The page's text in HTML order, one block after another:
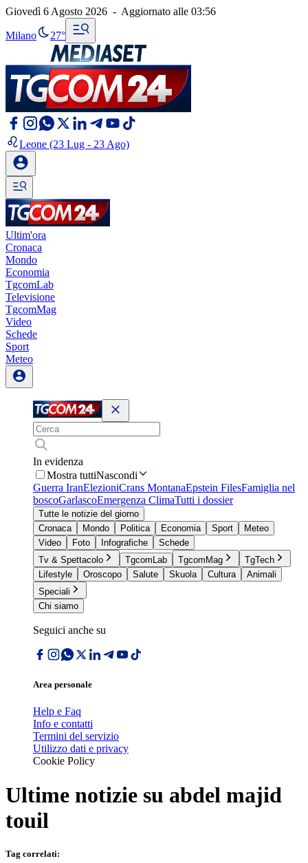
Giovedì 6 Agosto 2026 - Aggiornato alle 03:56
Milano 27°
Leone (23 Lug - 23 Ago)
Ultim'ora
Cronaca
Mondo
Economia
TgcomLab
Televisione
TgcomMag
Video
Schede
Sport
Meteo
In evidenza
Mostra tuttiNascondi
Guerra IranElezioniCrans MontanaEpstein FilesFamiglia nel
boscoGarlascoEmergenza ClimaTutti i dossier
Tutte le notizie del giorno
Cronaca
Mondo Politica Economia Sport
Meteo
Video
Foto Infografiche
Schede
Tv & Spettacolo
TgcomLab TgcomMag
TgTech
Lifestyle
Oroscopo Salute Skuola Cultura
Animali
Speciali
Chi siamo
Seguici anche su
Area personale
Help e Faq
Info e contatti
Termini del servizio
Utilizzo dati e privacy
Cookie Policy
Ultime notizie su abdel majid
touil
Tag correlati: